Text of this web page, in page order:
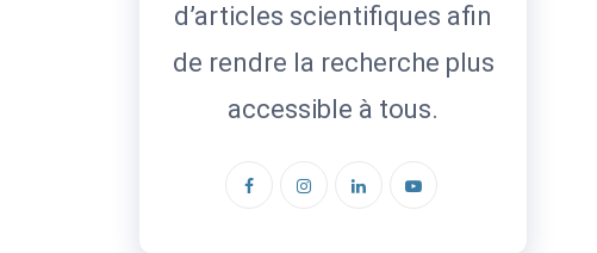
d’articles scientifiques afin
de rendre la recherche plus
accessible à tous.